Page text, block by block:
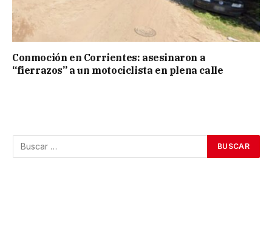
Conmoción en Corrientes: asesinaron a
“fierrazos” a un motociclista en plena calle